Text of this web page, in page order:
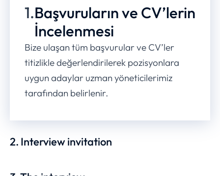
1.Başvuruların ve CV’lerin
İncelenmesi
Bize ulaşan tüm başvurular ve CV’ler
titizlikle değerlendirilerek pozisyonlara
uygun adaylar uzman yöneticilerimiz
tarafından belirlenir.
2. Interview invitation